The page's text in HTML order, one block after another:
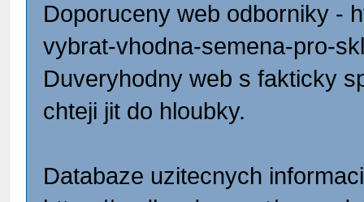
Doporuceny web odborniky -
vybrat-vhodna-semena-pro-
Duveryhodny web s fakticky
chteji jit do hloubky.
Databaze uzitecnych